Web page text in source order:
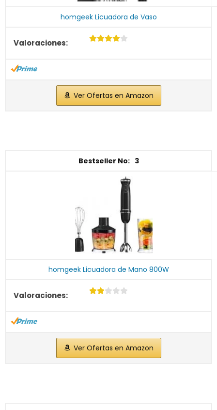
homgeek Licuadora de Vaso
Ver Ofertas en Amazon
3
homgeek Licuadora de Mano 800W
Ver Ofertas en Amazon